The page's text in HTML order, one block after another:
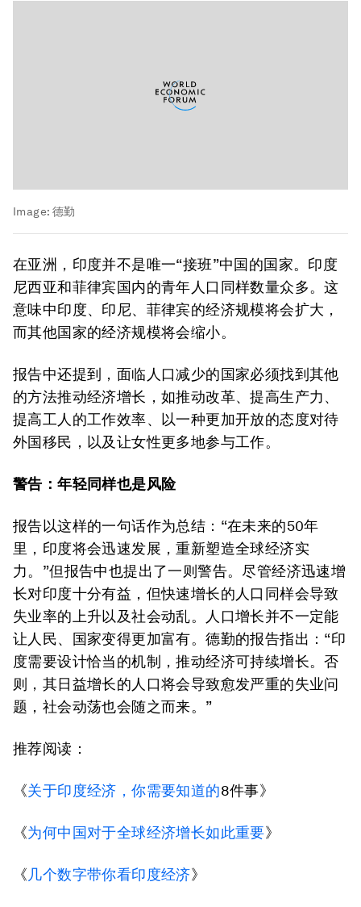
Image: 德勤
在亚洲，印度并不是唯一“接班”中国的国家。印度
尼西亚和菲律宾国内的青年人口同样数量众多。这
意味中印度、印尼、菲律宾的经济规模将会扩大，
而其他国家的经济规模将会缩小。
报告中还提到，面临人口减少的国家必须找到其他
的方法推动经济增长，如推动改革、提高生产力、
提高工人的工作效率、以一种更加开放的态度对待
外国移民，以及让女性更多地参与工作。
警告：年轻同样也是风险
报告以这样的一句话作为总结：“在未来的50年
里，印度将会迅速发展，重新塑造全球经济实
力。”但报告中也提出了一则警告。尽管经济迅速增
长对印度十分有益，但快速增长的人口同样会导致
失业率的上升以及社会动乱。人口增长并不一定能
让人民、国家变得更加富有。德勤的报告指出：“印
度需要设计恰当的机制，推动经济可持续增长。否
则，其日益增长的人口将会导致愈发严重的失业问
题，社会动荡也会随之而来。”
推荐阅读：
《关于印度经济，你需要知道的8件事》
《为何中国对于全球经济增长如此重要》
《几个数字带你看印度经济》